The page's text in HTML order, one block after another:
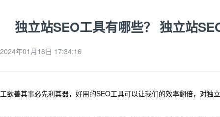
独立站SEO工具有哪些？ 独立站
2024年01月18日 17:34:16
工欲善其事必先利其器，好用的SEO工具可以让我们的效率翻倍，对独